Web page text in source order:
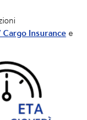
Cargo Insurancee